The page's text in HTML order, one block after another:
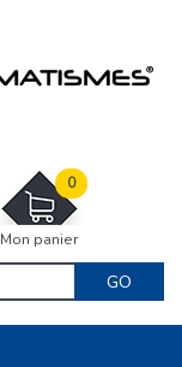
Mon panier
0
GO